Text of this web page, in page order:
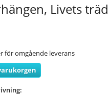
Livets träd
för omgående leverans